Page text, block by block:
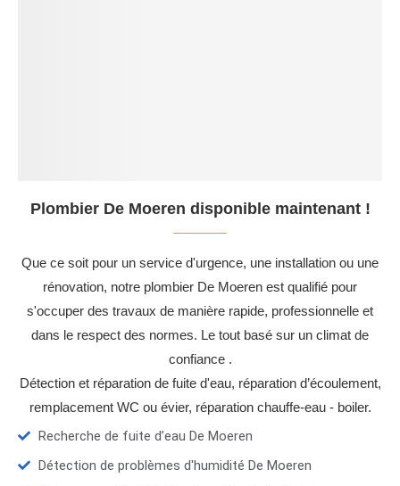
Plombier De Moeren disponible maintenant !
Que ce soit pour un service d'urgence, une installation ou une
rénovation, notre plombier De Moeren est qualifié pour
s'occuper des travaux de manière rapide, professionnelle et
dans le respect des normes. Le tout basé sur un climat de
confiance .
Détection et réparation de fuite d'eau, réparation d’écoulement,
remplacement WC ou évier, réparation chauffe-eau - boiler.
Recherche de fuite d’eau De Moeren
Détection de problèmes d'humidité De Moeren